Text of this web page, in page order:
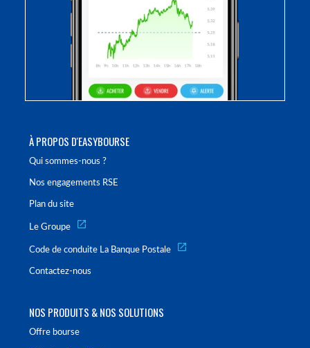
À PROPOS D'EASYBOURSE
Qui sommes-nous ?
Nos engagements RSE
Plan du site
Le Groupe
Code de conduite La Banque Postale
Contactez-nous
NOS PRODUITS & NOS SOLUTIONS
Offre bourse